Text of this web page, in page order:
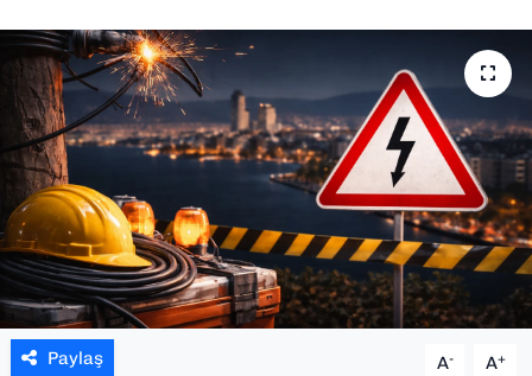
Paylaş A- A+
YAŞAM
YEREL YÖNETİMLER